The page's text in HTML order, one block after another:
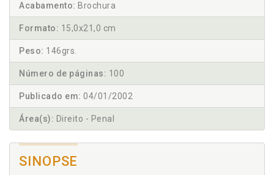
Acabamento: Brochura
Formato: 15,0x21,0 cm
Peso: 146grs.
Número de páginas: 100
Publicado em: 04/01/2002
Área(s): Direito - Penal
SINOPSE